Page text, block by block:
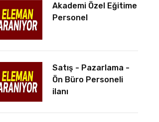
Akademi Özel Eğitime
Personel
Satış - Pazarlama -
Ön Büro Personeli
ilanı